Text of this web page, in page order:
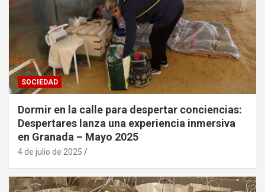
SOCIEDAD
Dormir en la calle para despertar conciencias:
Despertares lanza una experiencia inmersiva
en Granada – Mayo 2025
4 de julio de 2025